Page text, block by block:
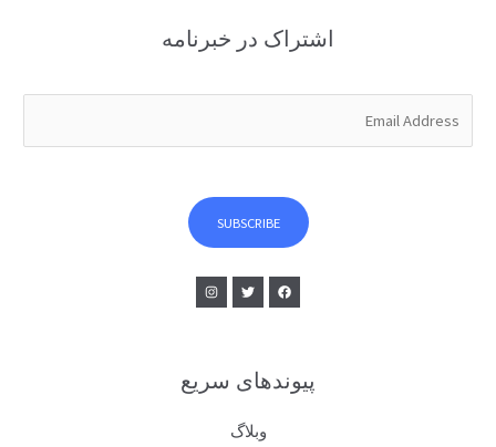
اشتراک در خبرنامه
SUBSCRIBE
پیوندهای سریع
وبلاگ